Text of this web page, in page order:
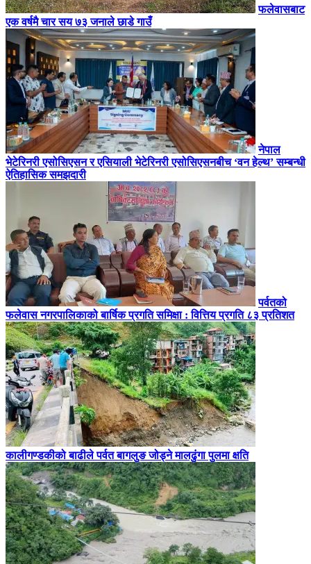
फलेवासबाट
एक वर्षमै चार सय ७३ जनाले छाडे गाउँ
नेपाल
भेटेरिनरी एसोसिएसन र एसियाली भेटेरिनरी एसोसिएसनबीच ‘वन हेल्थ’ सम्बन्धी
ऐतिहासिक समझदारी
पर्वतको
फलेवास नगरपालिकाको बार्षिक प्रगति समिक्षा : वित्तिय प्रगति ८३ प्रतिशत
कालीगण्डकीको बाढीले पर्वत बागलुङ जोड्ने मालढुंगा पुलमा क्षति